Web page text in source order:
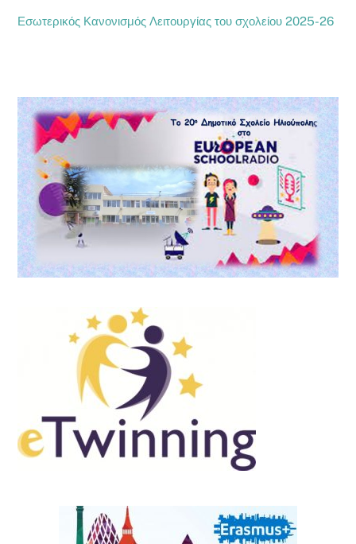
Εσωτερικός Κανονισμός Λειτουργίας του σχολείου 2025-26